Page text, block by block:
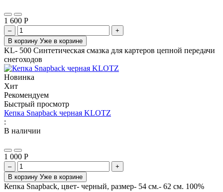
1 600 Р
–
+
В корзину Уже в корзине
KL- 500 Синтетическая смазка для картеров цепной передачи
снегоходов
Новинка
Хит
Рекомендуем
Быстрый просмотр
Кепка Snapback черная KLOTZ
:
В наличии
1 000 Р
–
+
В корзину Уже в корзине
Кепка Snapback, цвет- черный, размер- 54 см.- 62 см. 100%